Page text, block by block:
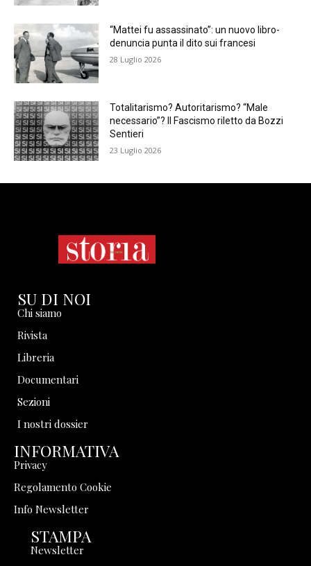
“Mattei fu assassinato”: un nuovo libro-
denuncia punta il dito sui francesi
28 Luglio 2026
Totalitarismo? Autoritarismo? “Male
necessario”? Il Fascismo riletto da Bozzi
Sentieri
23 Luglio 2026
SU DI NOI
Chi siamo
Rivista
Libreria
Documentari
Sezioni
I nostri dossier
INFORMATIVA
Privacy
Regolamento Cookie
Info Newsletter
STAMPA
Newsletter